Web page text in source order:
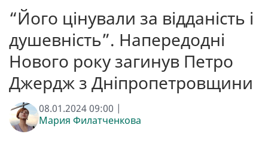
“Його цінували за відданість і
душевність”. Напередодні
Нового року загинув Петро
Джердж з Дніпропетровщини
08.01.2024 09:00 |
Мария Филатченкова